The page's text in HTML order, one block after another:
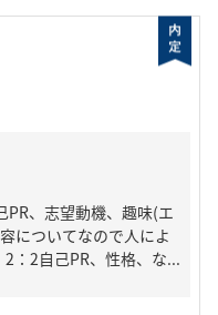
、志望動機、趣味(エ
についてなので人によ
：2自己PR、性格、な...